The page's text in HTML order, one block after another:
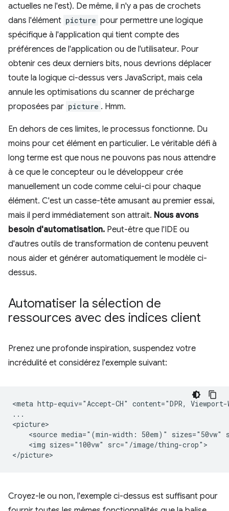
actuelles ne l'est). De même, il n'y a pas de crochets
dans l'élément picture pour permettre une logique
spécifique à l'application qui tient compte des
préférences de l'application ou de l'utilisateur. Pour
obtenir ces deux derniers bits, nous devrions déplacer
toute la logique ci-dessus vers JavaScript, mais cela
annule les optimisations du scanner de précharge
proposées par picture . Hmm.
En dehors de ces limites, le processus fonctionne. Du
moins pour cet élément en particulier. Le véritable défi à
long terme est que nous ne pouvons pas nous attendre
à ce que le concepteur ou le développeur crée
manuellement un code comme celui-ci pour chaque
élément. C'est un casse-tête amusant au premier essai,
mais il perd immédiatement son attrait. Nous avons
besoin d'automatisation. Peut-être que l'IDE ou
d'autres outils de transformation de contenu peuvent
nous aider et générer automatiquement le modèle ci-
dessus.
Automatiser la sélection de
ressources avec des indices client
Prenez une profonde inspiration, suspendez votre
incrédulité et considérez l'exemple suivant:
<meta http-equiv="Accept-CH" content="DPR,
...
<picture>
<source media="(min-width: 50em)" sizes="50vw"
    <img sizes="100vw" src="/image/thing-crop">
Croyez-le ou non, l'exemple ci-dessus est suffisant pour